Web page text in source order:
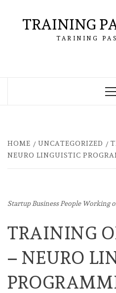
contentTRAINING
TARINING
HOME UNCATEGORIZED
NEURO LINGUISTIC
Startup Business People Working
TRAINING
– NEURO